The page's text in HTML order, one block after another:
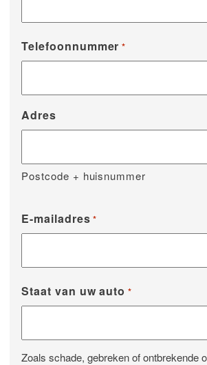
Telefoonnummer *
Adres
Postcode + huisnummer
E-mailadres *
Staat van uw auto *
Zoals schade, gebreken of ontbrekende